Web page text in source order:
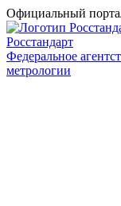
Официальный
Росстандарт
Федеральное
метрологии